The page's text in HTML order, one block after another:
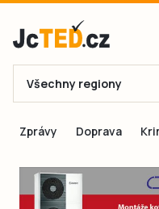
E-mail
Všechny regiony
Zprávy Doprava